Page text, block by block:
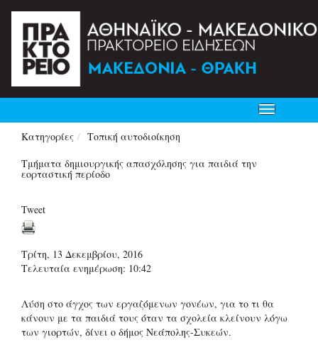
Toggle
navigation
Κατηγορίες
Τοπική αυτοδιοίκηση
Τμήματα δημιουργικής απασχόλησης για παιδιά την
εορταστική περίοδο
Tweet
Τρίτη, 13 Δεκεμβρίου, 2016
Τελευταία ενημέρωση: 10:42
Λύση στο άγχος των εργαζόμενων γονέων, για το τι θα
κάνουν με τα παιδιά τους όταν τα σχολεία κλείνουν λόγω
των γιορτών, δίνει ο δήμος Νεάπολης-Συκεών.